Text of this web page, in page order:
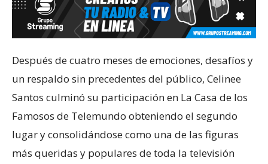
Después de cuatro meses de emociones, desafíos y
un respaldo sin precedentes del público, Celinee
Santos culminó su participación en La Casa de los
Famosos de Telemundo obteniendo el segundo
lugar y consolidándose como una de las figuras
más queridas y populares de toda la televisión